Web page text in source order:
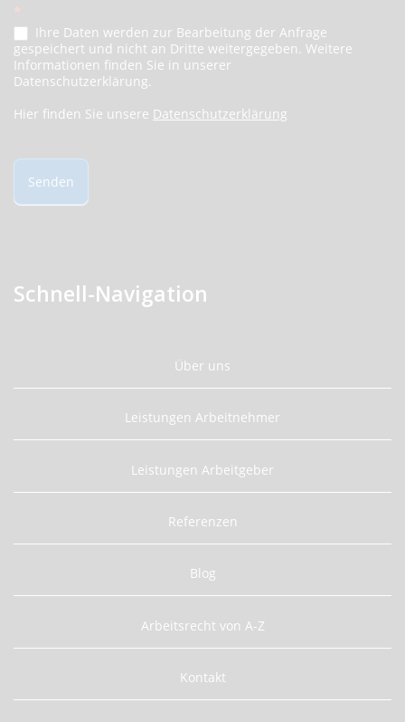
*
Ihre Daten werden zur Bearbeitung der Anfrage
gespeichert und nicht an Dritte weitergegeben. Weitere
Informationen finden Sie in unserer
Datenschutzerklärung.
Hier finden Sie unsere Datenschutzerklärung
Senden
Schnell-Navigation
Über uns
Leistungen Arbeitnehmer
Leistungen Arbeitgeber
Referenzen
Blog
Arbeitsrecht von A-Z
Kontakt